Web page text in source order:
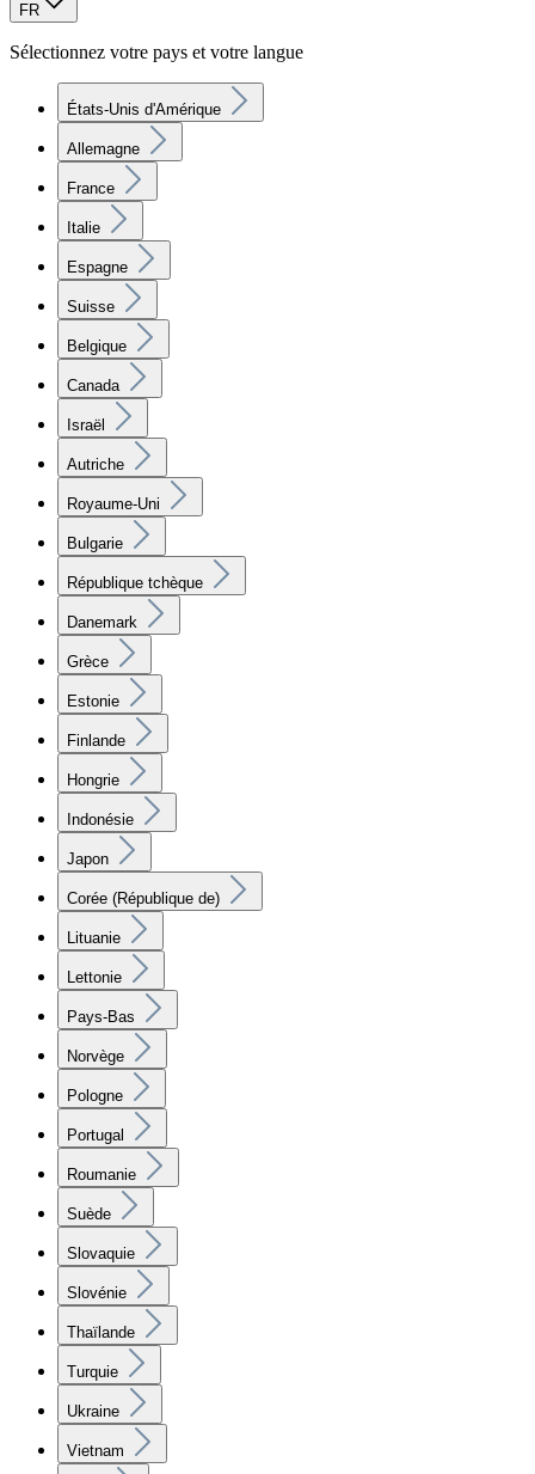
FR
Sélectionnez votre pays et votre langue
États-Unis d'Amérique
Allemagne
France
Italie
Espagne
Suisse
Belgique
Canada
Israël
Autriche
Royaume-Uni
Bulgarie
République tchèque
Danemark
Grèce
Estonie
Finlande
Hongrie
Indonésie
Japon
Corée (République de)
Lituanie
Lettonie
Pays-Bas
Norvège
Pologne
Portugal
Roumanie
Suède
Slovaquie
Slovénie
Thaïlande
Turquie
Ukraine
Vietnam